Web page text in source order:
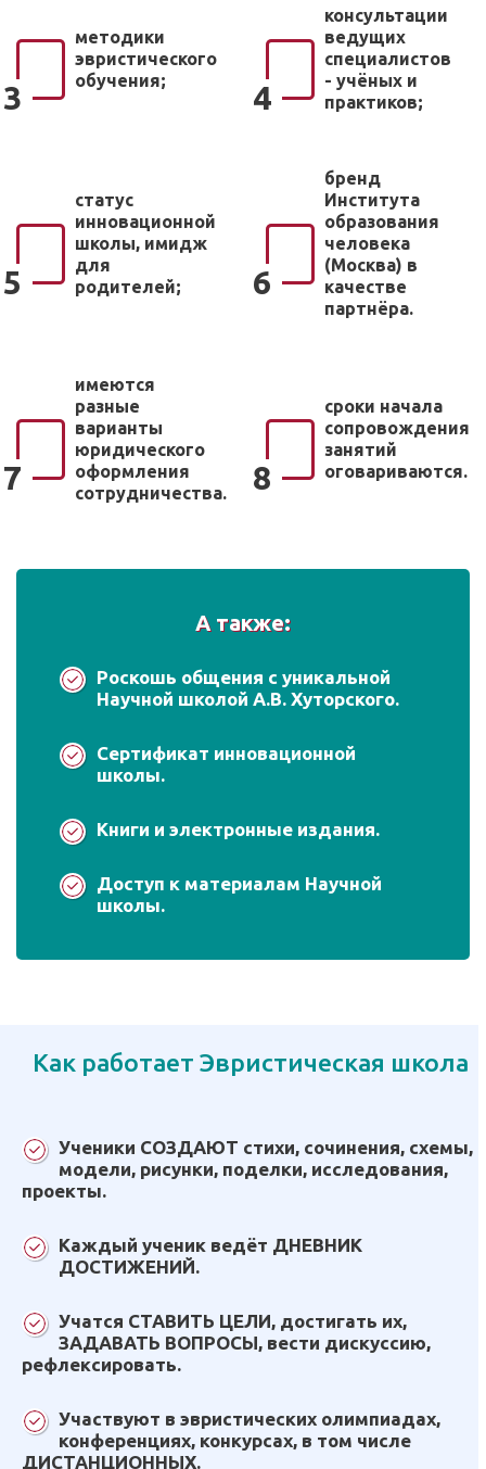
3
методики
эвристического
обучения;
4
консультации
ведущих
специалистов
- учёных и
практиков;
5
статус
инновационной
школы, имидж
для
родителей;
6
бренд
Института
образования
человека
(Москва) в
качестве
партнёра.
7
имеются
разные
варианты
юридического
оформления
сотрудничества.
8
сроки начала
сопровождения
занятий
оговариваются.
А также:
Роскошь общения с уникальной
Научной школой А.В. Хуторского.
Сертификат инновационной
школы.
Книги и электронные издания.
Доступ к материалам Научной
школы.
Как работает Эвристическая школа
Ученики СОЗДАЮТ стихи, сочинения, схемы,
модели, рисунки, поделки, исследования,
проекты.
Каждый ученик ведёт ДНЕВНИК
ДОСТИЖЕНИЙ.
Учатся СТАВИТЬ ЦЕЛИ, достигать их,
ЗАДАВАТЬ ВОПРОСЫ, вести дискуссию,
рефлексировать.
Участвуют в эвристических олимпиадах,
конференциях, конкурсах, в том числе
ДИСТАНЦИОННЫХ.